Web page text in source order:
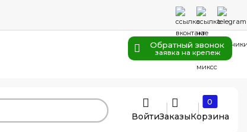
Обратный звонок
заявка на крепеж
ВойтиЗаказы
0
Корзина